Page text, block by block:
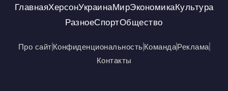
ГлавнаяХерсонУкраинаМирЭкономикаКультура
РазноеСпортОбщество
Про сайтКонфиденциональностьКомандаРеклама
Контакты